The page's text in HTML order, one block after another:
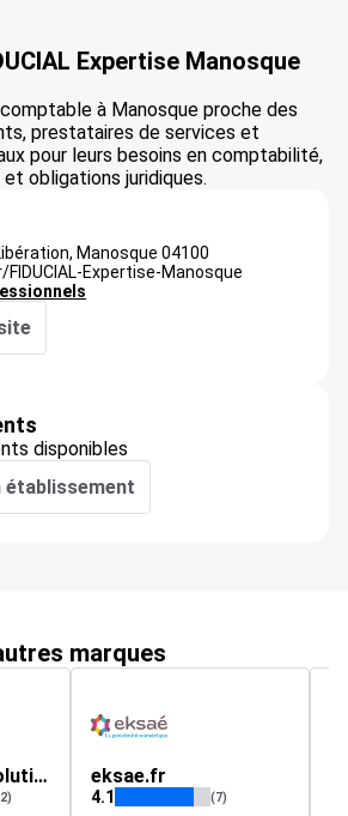
Expertise Manosque
à Manosque proche des
prestataires de services et
pour leurs besoins en comptabilité,
obligations juridiques.
Manosque 04100
Expertise-Manosque
disponibles
établissement
marques
fiducial-office-solutions.fr eksae.fr
4.1 (7)